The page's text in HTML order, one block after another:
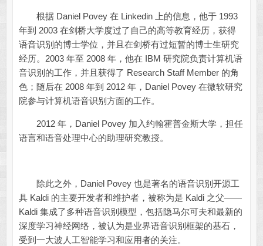
根据 Daniel Povey 在 Linkedin 上的信息，他于 1993
年到 2003 在剑桥大学度过了自己的高等教育经历，获得
语音识别的博士学位，并且在剑桥有过短暂的博士生研究
经历。2003 年至 2008 年，他在 IBM 研究院负责计算机语
音识别的工作，并且获得了 Research Staff Member 的角
色；随后在 2008 年到 2012 年，Daniel Povey 在微软研究
院参与计算机语音识别方面的工作。
2012 年，Daniel Povey 加入约翰霍普金斯大学，担任
语言和语音处理中心的助理研究教授。
除此之外，Daniel Povey 也是著名的语音识别开源工
具 Kaldi 的主要开发者和维护者，被称为是 Kaldi 之父——
Kaldi 集成了多种语音识别模型，包括隐马尔可夫和最新的
深度学习神经网络，被认为是业界语音识别框架的基石，
受到一大波人工智能学习和应用者的关注。